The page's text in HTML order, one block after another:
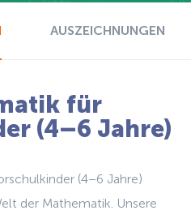
AUSZEICHNUNGEN
für
(4–6 Jahre)
(4–6 Jahre)
der Mathematik. Unsere